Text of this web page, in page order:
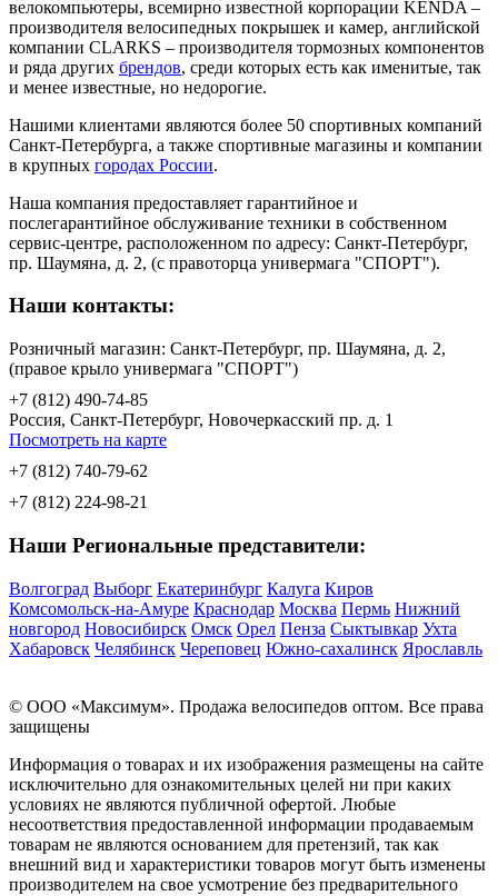
велокомпьютеры, всемирно известной корпорации KENDA –
производителя велосипедных покрышек и камер, английской
компании CLARKS – производителя тормозных компонентов
и ряда других брендов, среди которых есть как именитые, так
и менее известные, но недорогие.
Нашими клиентами являются более 50 спортивных компаний
Санкт-Петербурга, а также спортивные магазины и компании
в крупных городах России.
Наша компания предоставляет гарантийное и
послегарантийное обслуживание техники в собственном
сервис-центре, расположенном по адресу: Санкт-Петербург,
пр. Шаумяна, д. 2, (с правоторца универмага "СПОРТ").
Наши контакты:
Розничный магазин: Санкт-Петербург, пр. Шаумяна, д. 2,
(правое крыло универмага "СПОРТ")
+7 (812) 490-74-85
Россия, Санкт-Петербург, Новочеркасский пр. д. 1
Посмотреть на карте
+7 (812) 740-79-62
+7 (812) 224-98-21
Наши Региональные представители:
Волгоград Выборг Екатеринбург Калуга Киров
Комсомольск-на-Амуре Краснодар Москва Пермь Нижний
новгород Новосибирск Омск Орел Пенза Сыктывкар Ухта
Хабаровск Челябинск Череповец Южно-сахалинск Ярославль
© OOO «Максимум». Продажа велосипедов оптом. Все права
защищены
Информация о товарах и их изображения размещены на сайте
исключительно для ознакомительных целей ни при каких
условиях не являются публичной офертой. Любые
несоответствия предоставленной информации продаваемым
товарам не являются основанием для претензий, так как
внешний вид и характеристики товаров могут быть изменены
производителем на свое усмотрение без предварительного